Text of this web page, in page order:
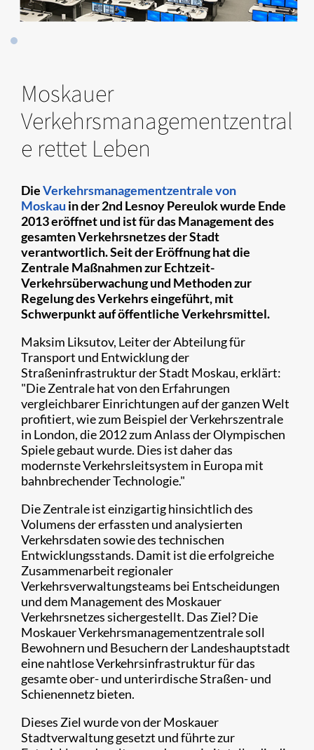
Moskauer
Verkehrsmanagementzentral
e rettet Leben
DieVerkehrsmanagementzentrale von
Moskau in der 2nd Lesnoy Pereulok wurde Ende
2013 eröffnet und ist für das Management des
gesamten Verkehrsnetzes der Stadt
verantwortlich. Seit der Eröffnung hat die
Zentrale Maßnahmen zur Echtzeit-
Verkehrsüberwachung und Methoden zur
Regelung des Verkehrs eingeführt, mit
Schwerpunkt auf öffentliche Verkehrsmittel.
Maksim Liksutov, Leiter der Abteilung für
Transport und Entwicklung der
Straßeninfrastruktur der Stadt Moskau, erklärt:
"Die Zentrale hat von den Erfahrungen
vergleichbarer Einrichtungen auf der ganzen Welt
profitiert, wie zum Beispiel der Verkehrszentrale
in London, die 2012 zum Anlass der Olympischen
Spiele gebaut wurde. Dies ist daher das
modernste Verkehrsleitsystem in Europa mit
bahnbrechender Technologie."
Die Zentrale ist einzigartig hinsichtlich des
Volumens der erfassten und analysierten
Verkehrsdaten sowie des technischen
Entwicklungsstands. Damit ist die erfolgreiche
Zusammenarbeit regionaler
Verkehrsverwaltungsteams bei Entscheidungen
und dem Management des Moskauer
Verkehrsnetzes sichergestellt. Das Ziel? Die
Moskauer Verkehrsmanagementzentrale soll
Bewohnern und Besuchern der Landeshauptstadt
eine nahtlose Verkehrsinfrastruktur für das
gesamte ober- und unterirdische Straßen- und
Schienennetz bieten.
Dieses Ziel wurde von der Moskauer
Stadtverwaltung gesetzt und führte zur